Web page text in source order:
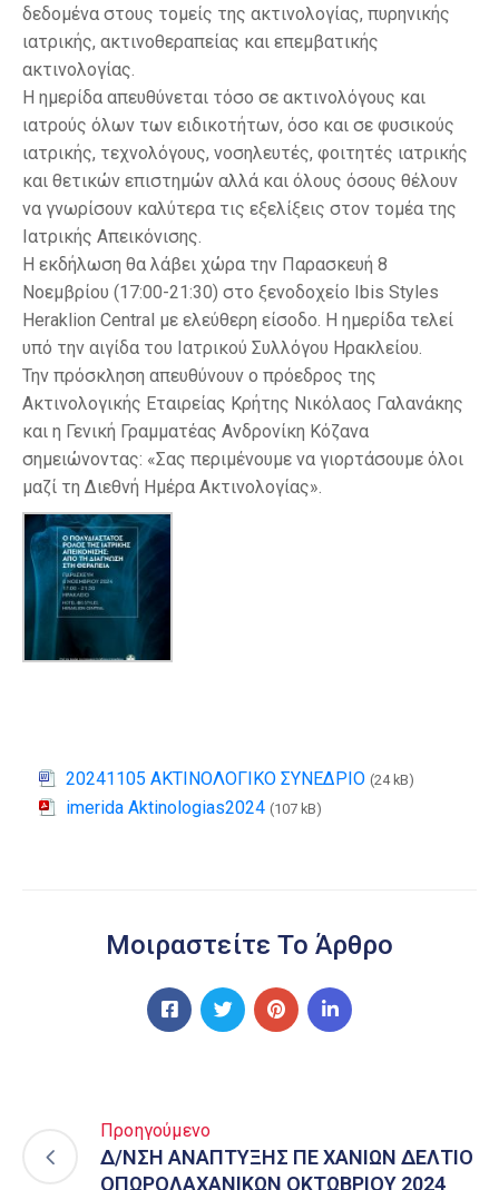
δεδομένα στους τομείς της ακτινολογίας, πυρηνικής
ιατρικής, ακτινοθεραπείας και επεμβατικής
ακτινολογίας.
Η ημερίδα απευθύνεται τόσο σε ακτινολόγους και
ιατρούς όλων των ειδικοτήτων, όσο και σε φυσικούς
ιατρικής, τεχνολόγους, νοσηλευτές, φοιτητές ιατρικής
και θετικών επιστημών αλλά και όλους όσους θέλουν
να γνωρίσουν καλύτερα τις εξελίξεις στον τομέα της
Ιατρικής Απεικόνισης.
Η εκδήλωση θα λάβει χώρα την Παρασκευή 8
Νοεμβρίου (17:00-21:30) στο ξενοδοχείο Ibis Styles
Heraklion Central με ελεύθερη είσοδο. Η ημερίδα τελεί
υπό την αιγίδα του Ιατρικού Συλλόγου Ηρακλείου.
Την πρόσκληση απευθύνουν ο πρόεδρος της
Ακτινολογικής Εταιρείας Κρήτης Νικόλαος Γαλανάκης
και η Γενική Γραμματέας Ανδρονίκη Κόζανα
σημειώνοντας: «Σας περιμένουμε να γιορτάσουμε όλοι
μαζί τη Διεθνή Ημέρα Ακτινολογίας».
20241105 ΑΚΤΙΝΟΛΟΓΙΚΟ ΣΥΝΕΔΡΙΟ (24 kB)
imerida Aktinologias2024 (107 kB)
Μοιραστείτε Το Άρθρο
Προηγούμενο
Δ/ΝΣΗ ΑΝΑΠΤΥΞΗΣ ΠΕ ΧΑΝΙΩΝ ΔΕΛΤΙΟ
ΟΠΩΡΟΛΑΧΑΝΙΚΩΝ ΟΚΤΩΒΡΙΟΥ 2024